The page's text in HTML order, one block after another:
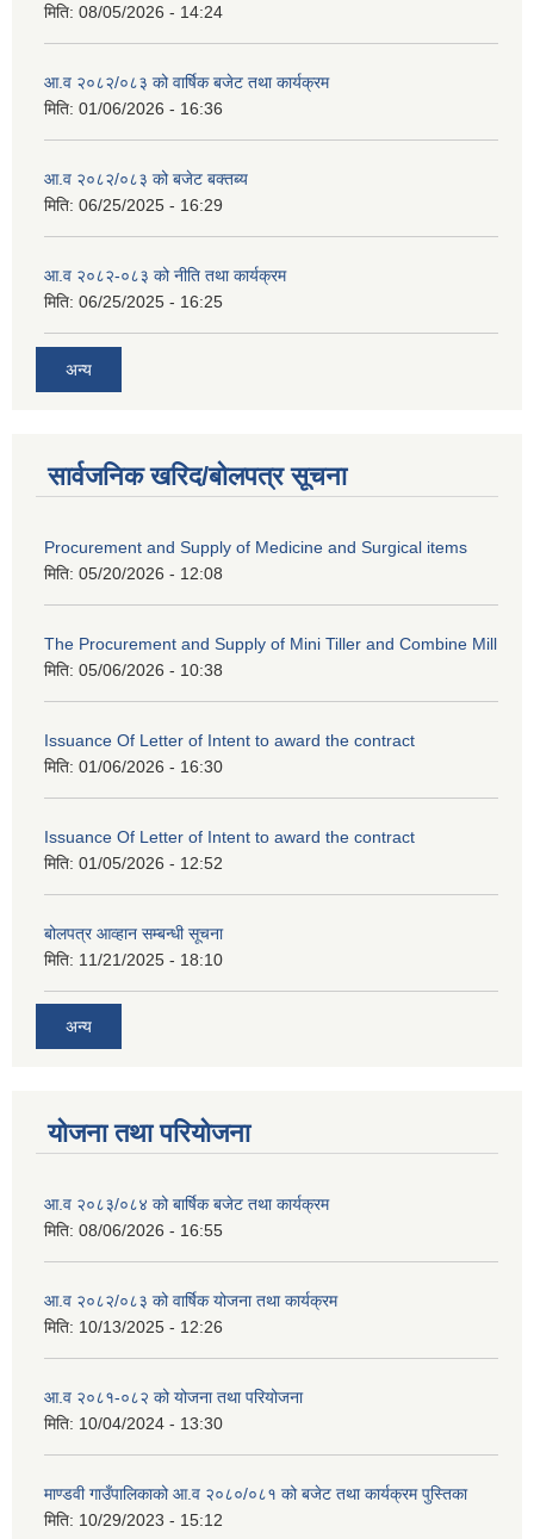
मिति: 08/05/2026 - 14:24
आ.व २०८२/०८३ को वार्षिक बजेट तथा कार्यक्रम
मिति: 01/06/2026 - 16:36
आ.व २०८२/०८३ को बजेट बक्तब्य
मिति: 06/25/2025 - 16:29
आ.व २०८२-०८३ को नीति तथा कार्यक्रम
मिति: 06/25/2025 - 16:25
अन्य
सार्वजनिक खरिद/बोलपत्र सूचना
Procurement and Supply of Medicine and Surgical items
मिति: 05/20/2026 - 12:08
The Procurement and Supply of Mini Tiller and Combine Mill
मिति: 05/06/2026 - 10:38
Issuance Of Letter of Intent to award the contract
मिति: 01/06/2026 - 16:30
Issuance Of Letter of Intent to award the contract
मिति: 01/05/2026 - 12:52
बोलपत्र आव्हान सम्बन्धी सूचना
मिति: 11/21/2025 - 18:10
अन्य
योजना तथा परियोजना
आ.व २०८३/०८४ को बार्षिक बजेट तथा कार्यक्रम
मिति: 08/06/2026 - 16:55
आ.व २०८२/०८३ को वार्षिक योजना तथा कार्यक्रम
मिति: 10/13/2025 - 12:26
आ.व २०८१-०८२ को योजना तथा परियोजना
मिति: 10/04/2024 - 13:30
माण्डवी गाउँपालिकाको आ.व २०८०/०८१ को बजेट तथा कार्यक्रम पुस्तिका
मिति: 10/29/2023 - 15:12